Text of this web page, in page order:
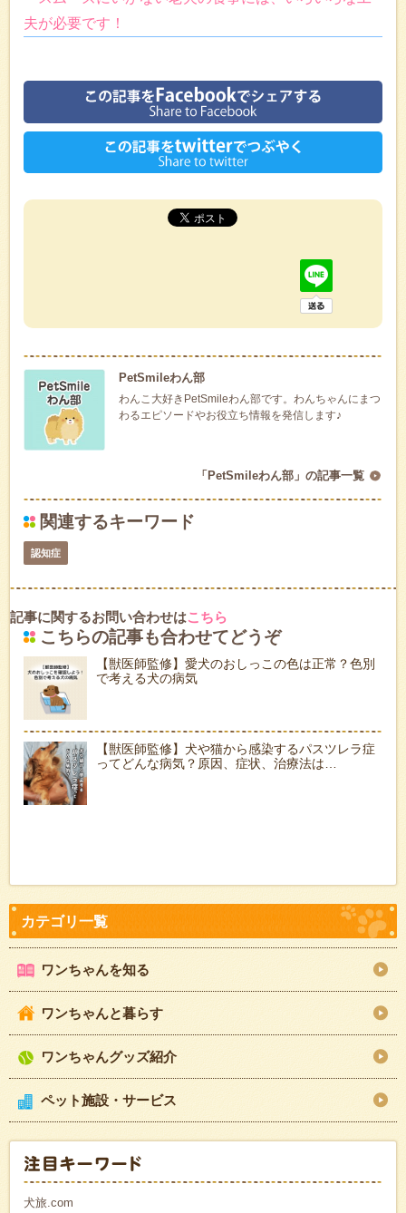
夫が必要です！
PetSmileわん部
わんこ大好きPetSmileわん部です。わんちゃんにまつ
わるエピソードやお役立ち情報を発信します♪
「PetSmileわん部」の記事一覧
関連するキーワード
認知症
記事に関するお問い合わせはこちら
こちらの記事も合わせてどうぞ
【獣医師監修】愛犬のおしっこの色は正常？色別
で考える犬の病気
【獣医師監修】犬や猫から感染するパスツレラ症
ってどんな病気？原因、症状、治療法は…
ワンちゃんを知る
ワンちゃんと暮らす
ワンちゃんグッズ紹介
ペット施設・サービス
犬旅.com